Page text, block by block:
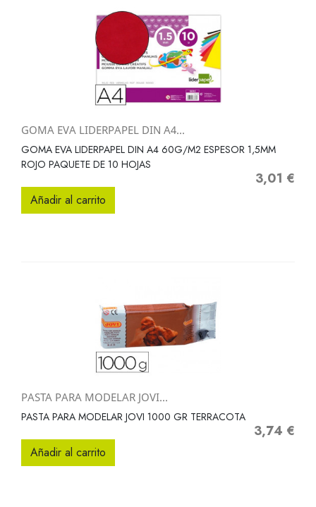
GOMA EVA LIDERPAPEL DIN A4...
GOMA EVA LIDERPAPEL DIN A4 60G/M2 ESPESOR 1,5MM
ROJO PAQUETE DE 10 HOJAS
Precio
3,01 €
Añadir al carrito
PASTA PARA MODELAR JOVI...
PASTA PARA MODELAR JOVI 1000 GR TERRACOTA
Precio
3,74 €
Añadir al carrito